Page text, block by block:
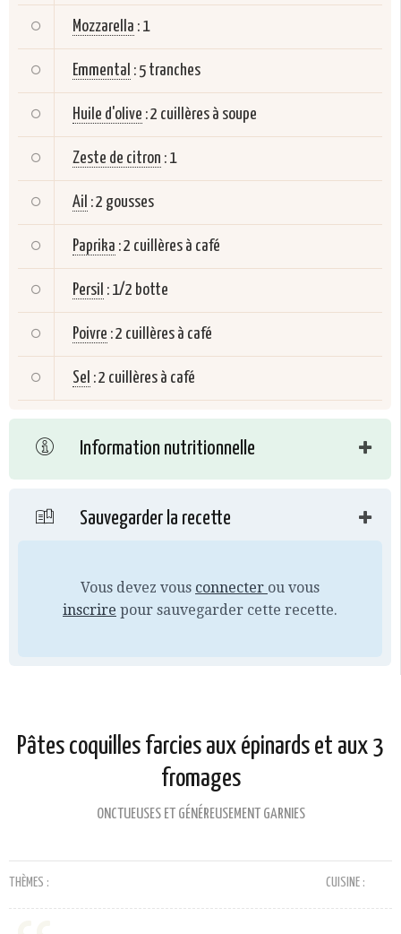
Mozzarella : 1
Emmental : 5 tranches
Huile d'olive :2 cuillères à soupe
Zeste de citron : 1
Ail :2 gousses
Paprika :2 cuillères à café
Persil : 1/2 botte
Poivre :2 cuillères à café
Sel :2 cuillères à café
Information nutritionnelle
Sauvegarder la recette
Vous devez vous connecter ou vous
inscrire pour sauvegarder cette recette.
Pâtes coquilles farcies aux épinards et aux 3
fromages
ONCTUEUSES ET GÉNÉREUSEMENT GARNIES
THÈMES : CUISINE :